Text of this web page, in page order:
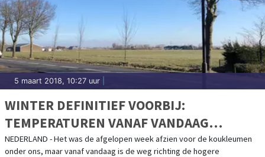
5 maart 2018, 10:27 uur
WINTER DEFINITIEF VOORBIJ:
TEMPERATUREN VANAF VANDAAG
OMHOOG
NEDERLAND - Het was de afgelopen week afzien voor de koukleumen
onder ons, maar vanaf vandaag is de weg richting de hogere